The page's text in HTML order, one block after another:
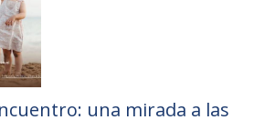
una mirada a las